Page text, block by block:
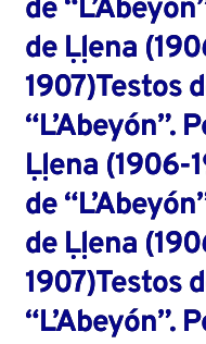
de
de Ḷḷena
1907)Testos
“L’Abeyón”.
Ḷḷena (1906-
de
de Ḷḷena
1907)Testos
“L’Abeyón”.